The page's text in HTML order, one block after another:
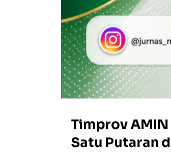
Timprov
Satu Putaran